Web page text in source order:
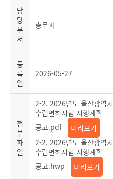
담
당
부
서
총무과
등
록
일
2026-05-27
첨
부
파
일
2-2. 2026년도 울산광역시
수렵면허시험 시행계획
공고.pdf
미리보기
2-2. 2026년도 울산광역시
수렵면허시험 시행계획
공고.hwp
미리보기